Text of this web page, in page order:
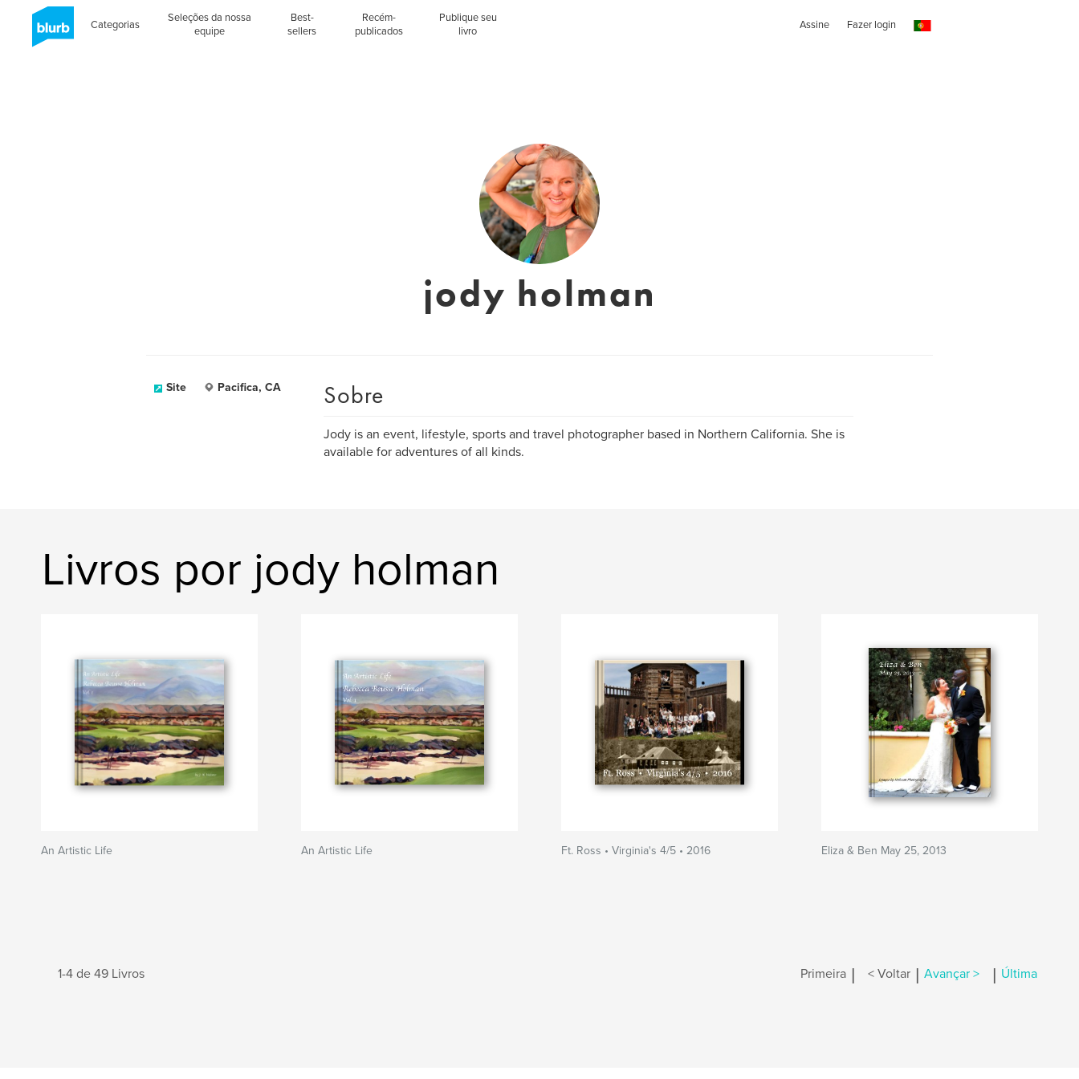
Categorias
Seleções da nossa
equipe
Best-
sellers
Recém-
publicados
Publique seu
livro
Assine Fazer login
jody holman
Site Pacifica, CA Sobre
Jody is an event, lifestyle, sports and travel photographer based in Northern California. She is
available for adventures of all kinds.
Livros por jody holman
An Artistic Life An Artistic Life Ft. Ross • Virginia's 4/5 • 2016 Eliza & Ben May 25, 2013
1-4 de 49 Livros Primeira | < Voltar | Avançar > | Última